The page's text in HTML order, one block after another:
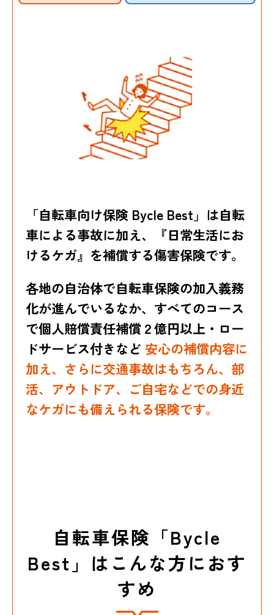
「自転車向け保険 Bycle Best」は自転
車による事故に加え、
『日常生活にお
けるケガ』を補償する傷害保険です。
各地の自治体で自転車保険の加入義務
化が進んでいるなか、 すべてのコース
で個人賠償責任補償２億円以上・ロー
ドサービス付きなど 安心の補償内容に
加え、さらに交通事故はもちろん、部
活、アウトドア、ご自宅などでの身近
なケガにも備えられる保険です。
自転車保険「Bycle
Best」はこんな方におす
すめ